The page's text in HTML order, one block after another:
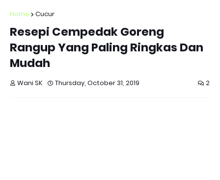
Home Cucur
Resepi Cempedak Goreng
Rangup Yang Paling Ringkas Dan
Mudah
Wani SK Thursday, October 31, 2019 2